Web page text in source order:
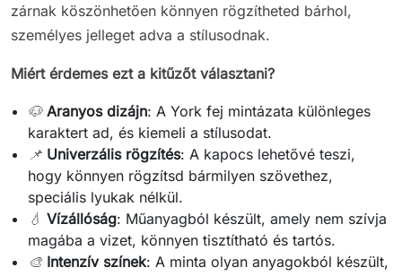
zárnak köszönhetően könnyen rögzítheted bárhol,
személyes jelleget adva a stílusodnak.
Miért érdemes ezt a kitűzőt választani?
🐶 Aranyos dizájn: A York fej mintázata különleges
karaktert ad, és kiemeli a stílusodat.
📌 Univerzális rögzítés: A kapocs lehetővé teszi,
hogy könnyen rögzítsd bármilyen szövethez,
speciális lyukak nélkül.
💧 Vízállóság: Műanyagból készült, amely nem szívja
magába a vizet, könnyen tisztítható és tartós.
🎨 Intenzív színek: A minta olyan anyagokból készült,